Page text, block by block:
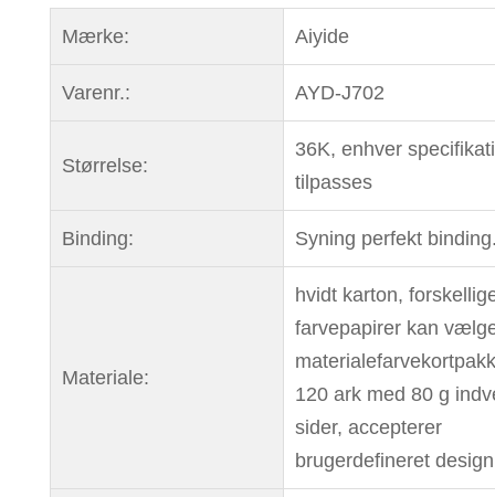
Mærke: Aiyide
Varenr.: AYD-J702
Størrelse:
36K, enhver
tilpasses
Binding: Syning perfekt
Materiale:
hvidt karton,
farvepapirer kan
120 ark med 80 g
sider, accepterer
brugerdefineret